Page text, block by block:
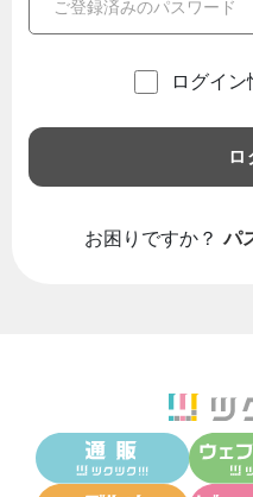
ログイ
ロ
お困りですか？ パ